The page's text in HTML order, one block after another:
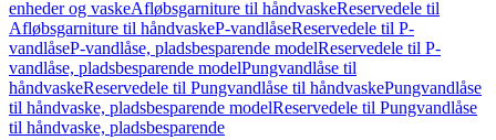
enheder og vaskeAfløbsgarniture til håndvaskeReservedele til
Afløbsgarniture til håndvaskeP-vandlåseReservedele til P-
vandlåseP-vandlåse, pladsbesparende modelReservedele til P-
vandlåse, pladsbesparende modelPungvandlåse til
håndvaskeReservedele til Pungvandlåse til håndvaskePungvandlåse
til håndvaske, pladsbesparende modelReservedele til Pungvandlåse
til håndvaske, pladsbesparende